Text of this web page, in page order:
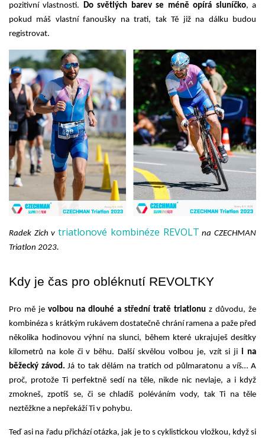
pozitivní vlastnosti. Do světlých barev se méně opírá sluníčko, a
pokud máš vlastní fanoušky na trati, tak Tě již na dálku budou
registrovat.
Radek Zich v triatlonové kombinéze REVOLT na CZECHMAN
Triatlon 2023.
Kdy je čas pro obléknutí REVOLTKY
Pro mě je volbou na dlouhé a střední tratě triatlonu z důvodu, že
kombinéza s krátkým rukávem dostatečně chrání ramena a paže před
několika hodinovou výhní na slunci, během které ukrajuješ desítky
kilometrů na kole či v běhu. Další skvělou volbou je, vzít si ji i na
běžecký závod. Já to tak dělám na tratích od půlmaratonu a víš… A
proč, protože Ti perfektně sedí na těle, nikde nic nevlaje, a i když
zmokneš, zpotíš se, či se chladíš poléváním vody, tak Ti na těle
neztěžkne a nepřekáží Ti v pohybu.
Teď asi na řadu přichází otázka, jak je to s cyklistickou vložkou, když si